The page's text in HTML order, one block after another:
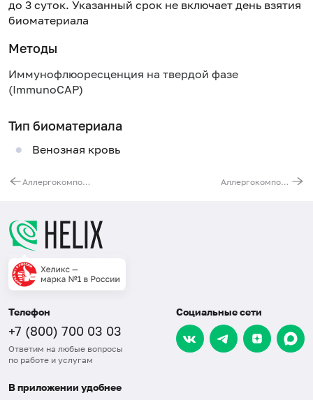
до 3 суток. Указанный срок не включает день взятия
биоматериала
Методы
Иммунофлюоресценция на твердой фазе
(ImmunoCAP)
Тип биоматериала
Венозная кровь
Аллергокомпонент k217 - латекс rHev b 3, IgE (ImmunoCAP) Аллергокомпонент k220 - латекс rHev b 6.02, IgE (ImmunoCAP)
Телефон
+7 (800) 700 03 03
Ответим на любые вопросы
по работе и услугам
Социальные сети
В приложении удобнее